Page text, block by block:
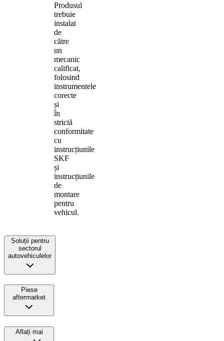
Produsul
trebuie
instalat
de
către
un
mecanic
calificat,
folosind
instrumentele
corecte
și
în
strictă
conformitate
cu
instrucțiunile
SKF
și
instrucțiunile
de
montare
pentru
vehicul.
Soluții pentru
sectorul
autovehiculelor
Piese
aftermarket
Aflați mai